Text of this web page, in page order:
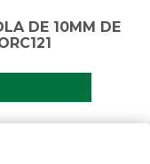
DE 10MM DE